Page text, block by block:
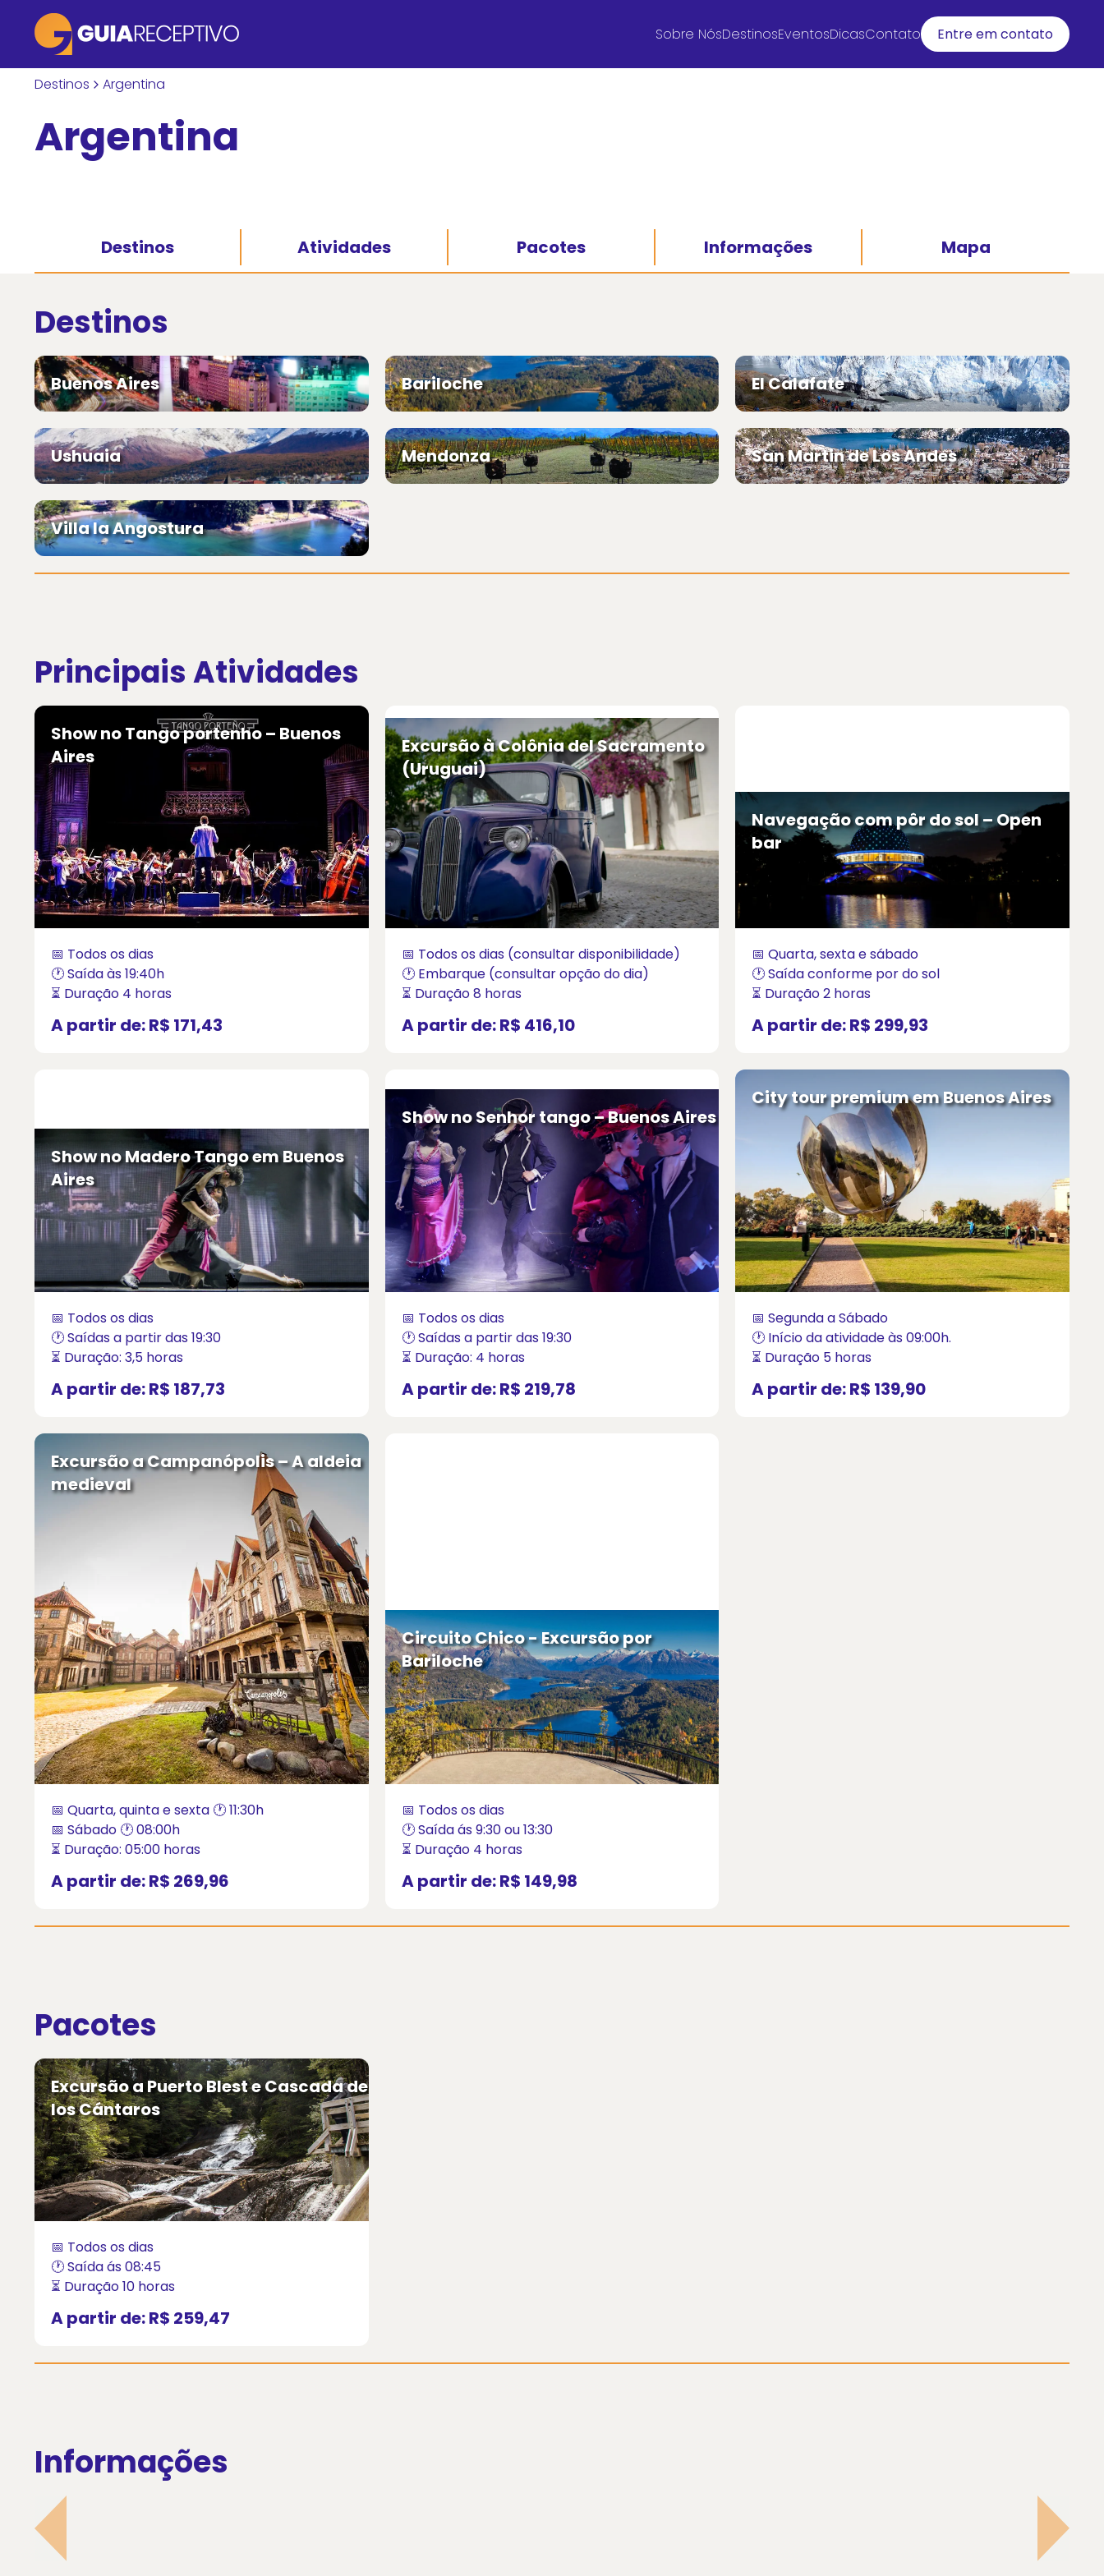
Sobre NósDestinosEventosDicasContato Entre em contato
Destinos Argentina
Argentina
Destinos Atividades Pacotes Informações Mapa
Destinos
Buenos Aires Bariloche El Calafate
Ushuaia Mendonza San Martin de Los Andes
Villa la Angostura
Principais Atividades
Show no Tango portenho – Buenos
Aires
📅 Todos os dias
🕐 Saída às 19:40h
⏳ Duração 4 horas
A partir de:R$ 171,43
Excursão à Colônia del Sacramento
(Uruguai)
📅 Todos os dias (consultar disponibilidade)
🕐 Embarque (consultar opção do dia)
⏳ Duração 8 horas
A partir de:R$ 416,10
Navegação com pôr do sol – Open
bar
📅 Quarta, sexta e sábado
🕐 Saída conforme por do sol
⏳ Duração 2 horas
A partir de:R$ 299,93
Show no Madero Tango em Buenos
Aires
📅 Todos os dias
🕐 Saídas a partir das 19:30
⏳ Duração: 3,5 horas
A partir de:R$ 187,73
Show no Senhor tango – Buenos Aires
📅 Todos os dias
🕐 Saídas a partir das 19:30
⏳ Duração: 4 horas
A partir de:R$ 219,78
City tour premium em Buenos Aires
📅 Segunda a Sábado
🕐 Início da atividade às 09:00h.
⏳ Duração 5 horas
A partir de:R$ 139,90
Excursão a Campanópolis – A aldeia
medieval
📅 Quarta, quinta e sexta 🕐 11:30h
📅 Sábado 🕐 08:00h
⏳ Duração: 05:00 horas
A partir de:R$ 269,96
Circuito Chico - Excursão por
Bariloche
📅 Todos os dias
🕐 Saída ás 9:30 ou 13:30
⏳ Duração 4 horas
A partir de:R$ 149,98
Pacotes
Excursão a Puerto Blest e Cascada de
los Cántaros
📅 Todos os dias
🕐 Saída ás 08:45
⏳ Duração 10 horas
A partir de:R$ 259,47
Informações
Teste